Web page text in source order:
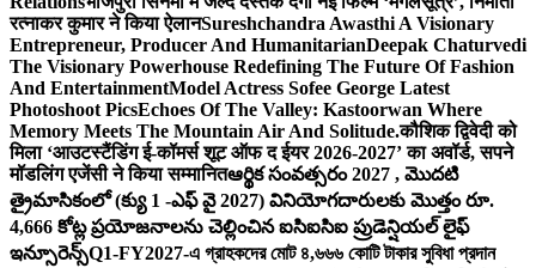
रत्नाकर कुमार ने किया ऐलानSureshchandra Awasthi A Visionary
Entrepreneur, Producer And HumanitarianDeepak Chaturvedi
The Visionary Powerhouse Redefining The Future Of Fashion
And EntertainmentModel Actress Sofee George Latest
Photoshoot PicsEchoes Of The Valley: Kastoorwan Where
Memory Meets The Mountain Air And Solitude.कौशिक द्विवेदी को
मिला ‘आउटस्टैंडिंग ई-कॉमर्स शूट ऑफ द ईयर 2026-2027’ का अवॉर्ड, सपने
मॉडलिंग एजेंसी ने किया सम्मानितఆర్థిక సంవత్సరం 2027 , మొదటి
త్రైమాసికంలో (క్యు 1 -ఎఫ్ వై 2027) వినియోగదారులకు మొత్తం రూ.
4,666 కోట్ల ప్రయోజనాలను చెల్లించిన ఐసిఐసిఐ ప్రుడెన్షియల్ లైఫ్
ఇన్సూరెన్స్Q1-FY2027-এ গ্রাহকদের মোট ৪,৬৬৬ কোটি টাকার সুবিধা প্রদান